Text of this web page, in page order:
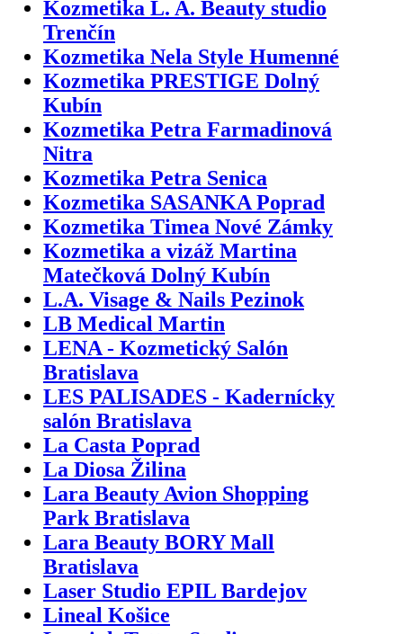
Kozmetika L. A. Beauty studio
Trenčín
Kozmetika Nela Style Humenné
Kozmetika PRESTIGE Dolný
Kubín
Kozmetika Petra Farmadinová
Nitra
Kozmetika Petra Senica
Kozmetika SASANKA Poprad
Kozmetika Timea Nové Zámky
Kozmetika a vizáž Martina
Matečková Dolný Kubín
L.A. Visage & Nails Pezinok
LB Medical Martin
LENA - Kozmetický Salón
Bratislava
LES PALISADES - Kadernícky
salón Bratislava
La Casta Poprad
La Diosa Žilina
Lara Beauty Avion Shopping
Park Bratislava
Lara Beauty BORY Mall
Bratislava
Laser Studio EPIL Bardejov
Lineal Košice